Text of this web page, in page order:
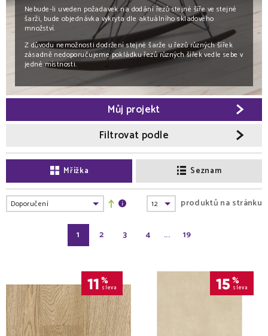
Nebude-li uveden požadavek na dodání řezů stejné šíře ve stejné
šarži, bude objednávka vykryta dle aktuálního skladového
množství.
Z důvodu nemožnosti dodržení stejné šarže u řezů různých šířek
zásadně nedoporučujeme pokládku řezů různých šířek vedle sebe v
jedné místnosti.
Filtrovat podle
Můj projekt
Mřížka Seznam
1 2 3 4 ... 19
produktů na stránku
11 %
sleva 15 %
sleva